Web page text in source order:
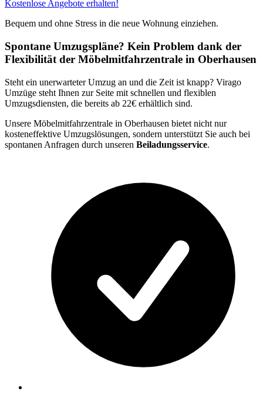
Kostenlose Angebote erhalten!
Bequem und ohne Stress in die neue Wohnung einziehen.
Spontane Umzugspläne? Kein Problem dank der
Flexibilität der Möbelmitfahrzentrale in Oberhausen
Steht ein unerwarteter Umzug an und die Zeit ist knapp? Virago
Umzüge steht Ihnen zur Seite mit schnellen und flexiblen
Umzugsdiensten, die bereits ab 22€ erhältlich sind.
Unsere Möbelmitfahrzentrale in Oberhausen bietet nicht nur
kosteneffektive Umzugslösungen, sondern unterstützt Sie auch bei
spontanen Anfragen durch unseren Beiladungsservice.